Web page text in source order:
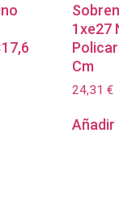
1xe27
Cm
24,31€